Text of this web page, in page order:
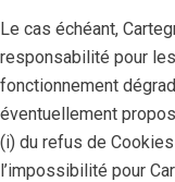
Le cas échéant,
responsabilité pour
fonctionnement
éventuellement
(i) du refus de
l’impossibilité pour